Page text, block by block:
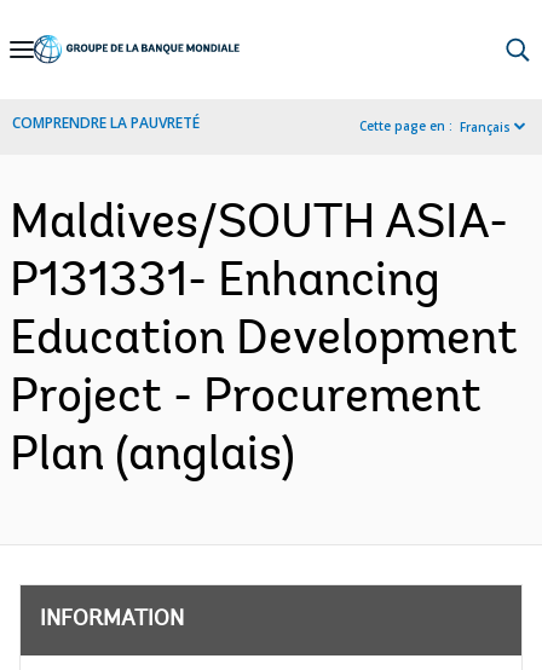
Skip
Navigation
COMPRENDRE LA PAUVRETÉ Cette page en : Français
Maldives/SOUTH ASIA-
P131331- Enhancing
Education Development
Project - Procurement
Plan (anglais)
INFORMATION